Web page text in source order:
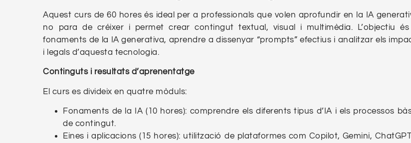
Aquest curs de 60 hores és ideal per a professionals que volen aprofundir en la IA
no para de créixer i permet crear contingut textual, visual i multimèdia. L’objectiu
fonaments de la IA generativa, aprendre a dissenyar “prompts” efectius i analitzar els
i legals d’aquesta tecnologia.
Continguts i resultats d’aprenentatge
El curs es divideix en quatre mòduls:
Fonaments de la IA (10 hores): comprendre els diferents tipus d’IA i els processos
de contingut.
Eines i aplicacions (15 hores): utilització de plataformes com Copilot, Gemini,